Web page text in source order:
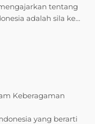
tentang
adalah sila ke…
Keberagaman
yang berarti